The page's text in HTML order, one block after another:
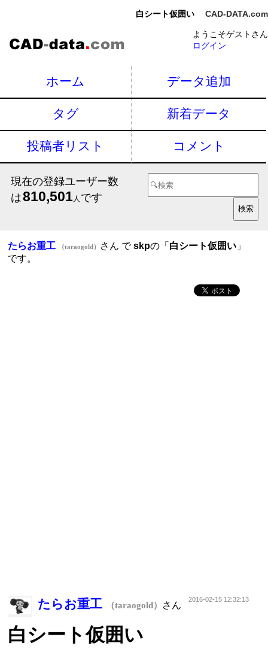
白シート仮囲い CAD-DATA.com
ようこそゲストさん
ログイン
ホーム データ追加
タグ 新着データ
投稿者リスト コメント
現在の登録ユーザー数
は810,501人 です
たらお重工 （taraogold） さん でskpの「 白シート仮囲い 」
です。
たらお重工 （taraogold） さん
2016-02-15 12:32:13
白シート仮囲い